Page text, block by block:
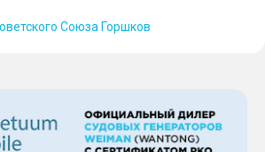
Союза Горшков